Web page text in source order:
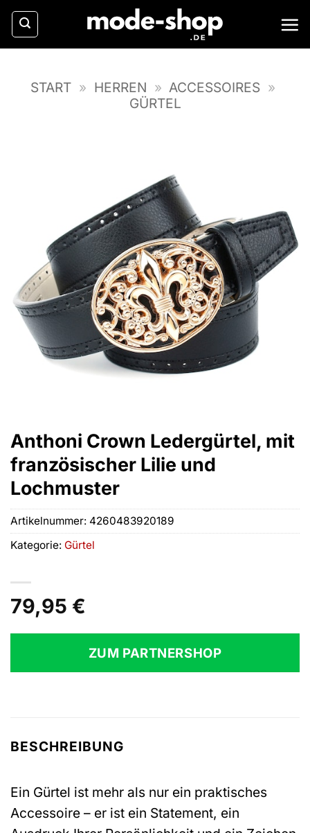
Zum
Inhalt
springen
START » HERREN » ACCESSOIRES »
GÜRTEL
Anthoni Crown Ledergürtel, mit
französischer Lilie und
Lochmuster
79,95 €
ZUM PARTNERSHOP
Artikelnummer: 4260483920189
Kategorie: Gürtel
BESCHREIBUNG
Ein Gürtel ist mehr als nur ein praktisches
Accessoire – er ist ein Statement, ein